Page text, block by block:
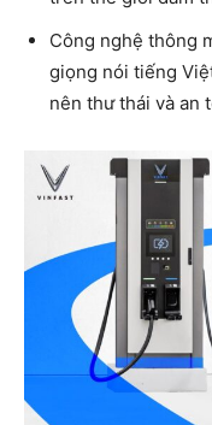
Công nghệ thông
giọng nói tiếng
nên thư thái và an